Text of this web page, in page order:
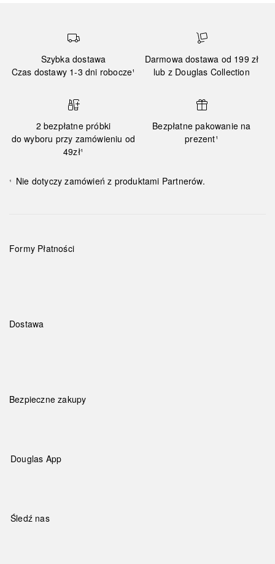
Szybka dostawa
Czas dostawy 1-3 dni robocze¹
Darmowa dostawa od 199 zł
lub z Douglas Collection
2 bezpłatne próbki
do wyboru przy zamówieniu od
49zł¹
Bezpłatne pakowanie na
prezent¹
¹ Nie dotyczy zamówień z produktami Partnerów.
Formy Płatności
Dostawa
Bezpieczne zakupy
Douglas App
Śledź nas